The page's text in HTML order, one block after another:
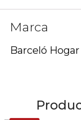
Marca
Barceló Hogar